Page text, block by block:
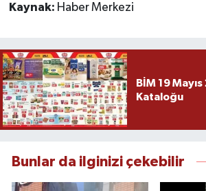
Kaynak: Haber Merkezi
BİM 19
Kataloğu
Bunlar da ilginizi çekebilir